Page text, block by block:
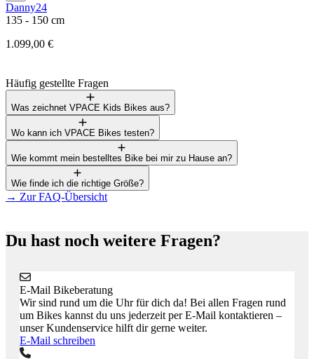
Danny24
135 - 150 cm
1.099,00 €
Häufig gestellte Fragen
Was zeichnet VPACE Kids Bikes aus?
Wo kann ich VPACE Bikes testen?
Wie kommt mein bestelltes Bike bei mir zu Hause an?
Wie finde ich die richtige Größe?
→ Zur FAQ-Übersicht
Du hast noch weitere Fragen?
E-Mail Bikeberatung
Wir sind rund um die Uhr für dich da! Bei allen Fragen rund
um Bikes kannst du uns jederzeit per E-Mail kontaktieren –
unser Kundenservice hilft dir gerne weiter.
E-Mail schreiben